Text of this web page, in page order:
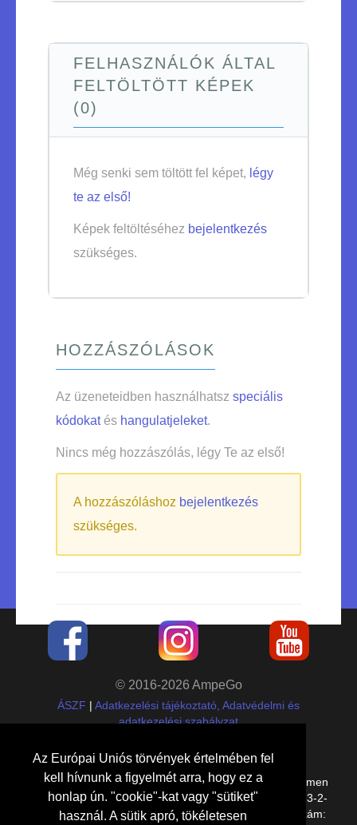
Az Európai Uniós törvények értelmében fel
kell hívnunk a figyelmét arra, hogy ez a
honlap ún. "cookie"-kat vagy "sütiket"
használ. A sütik apró, tökéletesen
FELHASZNÁLÓK ÁLTAL
FELTÖLTÖTT KÉPEK
(0)
Még senki sem töltött fel képet, légy
te az első!
Képek feltöltéséhez bejelentkezés
szükséges.
HOZZÁSZÓLÁSOK
Az üzeneteidben használhatsz speciális
kódokatés hangulatjeleket.
Nincs még hozzászólás, légy Te az első!
A hozzászóláshoz bejelentkezés
szükséges.
© 2016-2026 AmpeGo
ÁSZF | Adatkezelési tájékoztató, Adatvédelmi és
adatkezelési szabályzat
Cégadatok
Etalon Group Kft., 8000 Székesfehérvár
Kelemen
Béla utca 14/A E lph. 1. em. 11.
, adószám:
27109023-2-
cégjegyzékszám: 07-09-030494, bankszámlaszám: